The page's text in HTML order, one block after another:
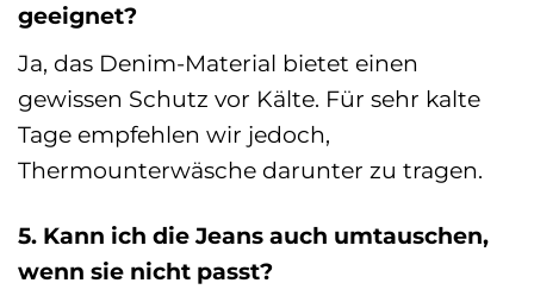
geeignet?
Ja, das Denim-Material bietet einen
gewissen Schutz vor Kälte. Für sehr kalte
Tage empfehlen wir jedoch,
Thermounterwäsche darunter zu tragen.
5. Kann ich die Jeans auch umtauschen,
wenn sie nicht passt?